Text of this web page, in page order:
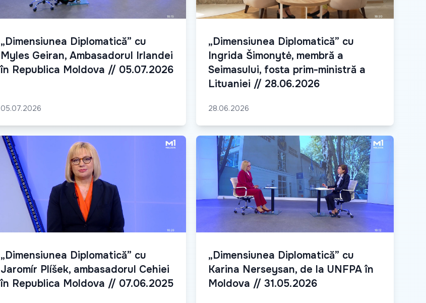
„Dimensiunea Diplomatică” cu
Myles Geiran, Ambasadorul Irlandei
în Republica Moldova // 05.07.2026
05.07.2026
„Dimensiunea Diplomatică” cu
Ingrida Šimonytė, membră a
Seimasului, fosta prim-ministră a
Lituaniei // 28.06.2026
28.06.2026
„Dimensiunea Diplomatică” cu
Jaromír Plíšek, ambasadorul Cehiei
în Republica Moldova // 07.06.2025
„Dimensiunea Diplomatică” cu
Karina Nerseysan, de la UNFPA în
Moldova // 31.05.2026